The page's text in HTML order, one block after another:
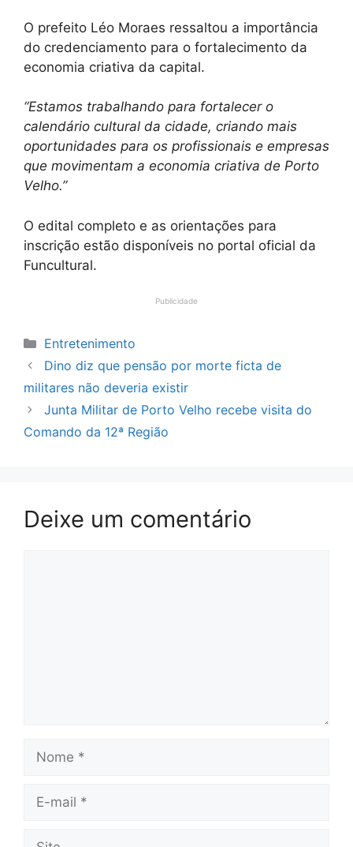
O prefeito Léo Moraes ressaltou a importância
do credenciamento para o fortalecimento da
economia criativa da capital.
“Estamos trabalhando para fortalecer o
calendário cultural da cidade, criando mais
oportunidades para os profissionais e empresas
que movimentam a economia criativa de Porto
Velho.”
O edital completo e as orientações para
inscrição estão disponíveis no portal oficial da
Funcultural.
Publicidade
Categorias
Entretenimento
Dino diz que pensão por morte ficta de
militares não deveria existir
Junta Militar de Porto Velho recebe visita do
Comando da 12ª Região
Deixe um comentário
Nome
Site